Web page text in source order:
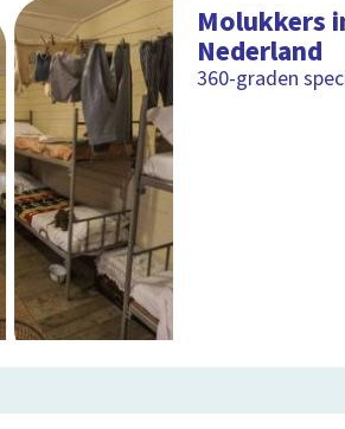
Molukkers
Nederland
360-graden